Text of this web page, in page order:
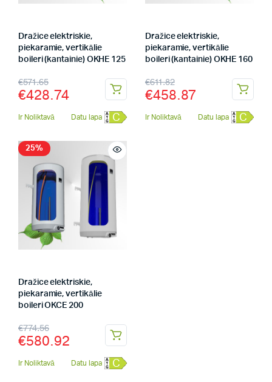
Dražice elektriskie,
piekaramie, vertikālie
boileri (kantainie) OKHE 125
€571.65
€428.74
Ir Noliktavā Datu lapa C
Dražice elektriskie,
piekaramie, vertikālie
boileri (kantainie) OKHE 160
€611.82
€458.87
Ir Noliktavā Datu lapa C
25%
Dražice elektriskie,
piekaramie, vertikālie
boileri OKCE 200
€774.56
€580.92
Ir Noliktavā Datu lapa C